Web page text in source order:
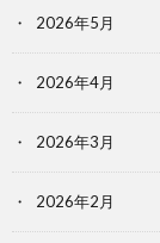
2026年5月
2026年4月
2026年3月
2026年2月